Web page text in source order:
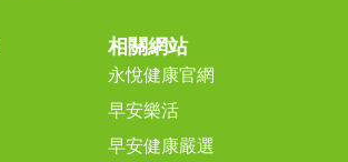
相關網站
永悅健康官網
早安樂活
早安健康嚴選